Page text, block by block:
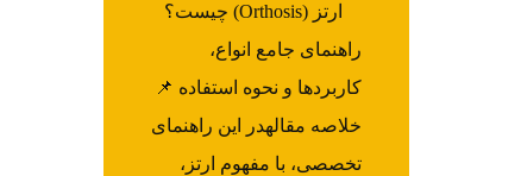
ارتز (Orthosis) چیست؟
راهنمای جامع انواع،
کاربردها و نحوه استفاده 📌
خلاصه مقالهدر این راهنمای
تخصصی، با مفهوم ارتز،